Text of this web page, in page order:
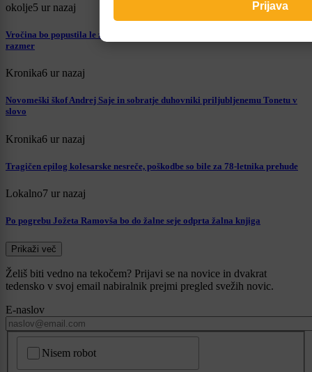
okolje5 ur nazaj
Vročina bo popustila le za kratek čas, Slovenijo čaka še vsaj deset dni sušnih
razmer
Kronika6 ur nazaj
Novomeški škof Andrej Saje in sobratje duhovniki priljubljenemu Tonetu v
slovo
Kronika6 ur nazaj
Tragičen epilog kolesarske nesreče, poškodbe so bile za 78-letnika prehude
Lokalno7 ur nazaj
Po pogrebu Jožeta Ramovša bo do žalne seje odprta žalna knjiga
Prikaži več
Želiš biti vedno na tekočem? Prijavi se na novice in dvakrat
tedensko v svoj email nabiralnik prejmi pregled svežih novic.
E-naslov
Nisem robot